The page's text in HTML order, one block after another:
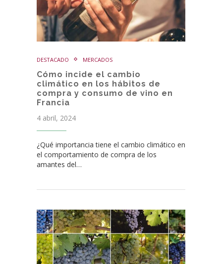
DESTACADO MERCADOS
Cómo incide el cambio
climático en los hábitos de
compra y consumo de vino en
Francia
4 abril, 2024
¿Qué importancia tiene el cambio climático en
el comportamiento de compra de los
amantes del…